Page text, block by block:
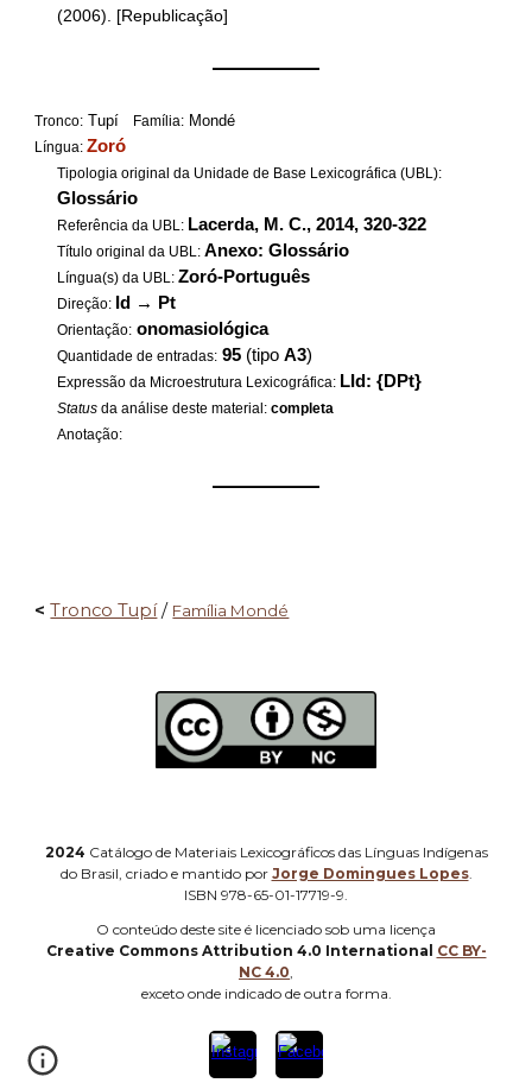
(2006). [Republicação]
——————
Tronco: Tupí Família: Mondé
Língua:Zoró
Tipologia original da Unidade de Base Lexicográfica (UBL):
Glossário
Referência da UBL: Lacerda, M. C., 2014, 320-322
Título original da UBL:Anexo: Glossário
Língua(s) da UBL:Zoró-Português
Direção: Id → Pt
Orientação: onomasiológica
Quantidade de entradas: 95 (tipoA3)
Expressão da Microestrutura Lexicográfica: LId: {DPt}
Status da análise deste material:completa
Anotação:
——————
< Tronco Tupí/ Família Mondé
2024 Catálogo de Materiais Lexicográficos das Línguas Indígenas
do Brasil, criado e mantido por Jorge Domingues Lopes.
ISBN 978-65-01-17719-9.
O conteúdo deste site é licenciado sob uma licença
Creative Commons Attribution 4.0 International CC BY-
NC 4.0
exceto onde indicado de outra forma